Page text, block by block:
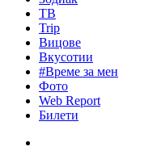
ТВ
Trip
Вицове
Вкусотии
#Време за мен
Фото
Web Report
Билети